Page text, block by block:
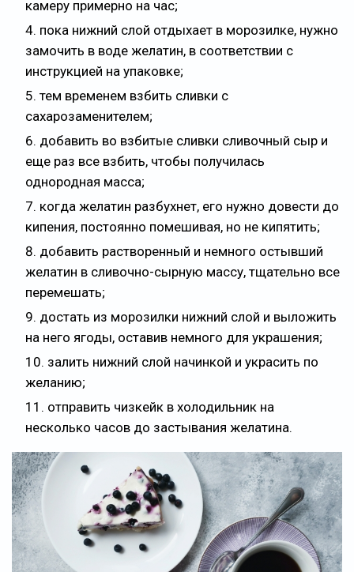
камеру примерно на час;
пока нижний слой отдыхает в морозилке, нужно
замочить в воде желатин, в соответствии с
инструкцией на упаковке;
тем временем взбить сливки с
сахарозаменителем;
добавить во взбитые сливки сливочный сыр и
еще раз все взбить, чтобы получилась
однородная масса;
когда желатин разбухнет, его нужно довести до
кипения, постоянно помешивая, но не кипятить;
добавить растворенный и немного остывший
желатин в сливочно-сырную массу, тщательно все
перемешать;
достать из морозилки нижний слой и выложить
на него ягоды, оставив немного для украшения;
залить нижний слой начинкой и украсить по
желанию;
отправить чизкейк в холодильник на
несколько часов до застывания желатина.